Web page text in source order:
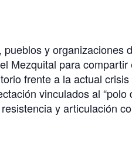
y organizaciones
Mezquital para compartir
frente a la actual
vinculados al “polo
y articulación